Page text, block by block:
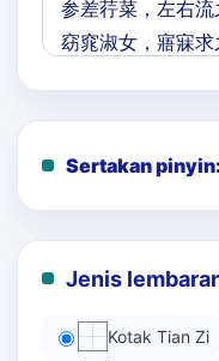
Sertakan pinyin:
Jenis
Kotak Tian Zi